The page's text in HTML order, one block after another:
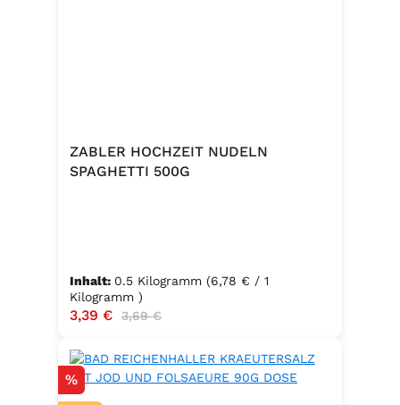
ZABLER HOCHZEIT NUDELN
SPAGHETTI 500G
Inhalt: 0.5 Kilogramm (6,78 € / 1
Kilogramm )
Verkaufspreis:
3,39 € Regulärer Preis:
3,69 €
Rabatt
%